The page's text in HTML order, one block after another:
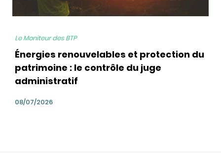
Le Moniteur des BTP
Énergies renouvelables et protection du
patrimoine : le contrôle du juge
administratif
08/07/2026